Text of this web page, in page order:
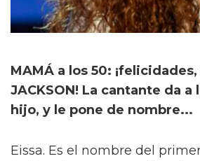
MAMÁ a los 50: ¡felicidades,
JACKSON! La cantante da a
hijo, y le pone de nombre...
Eissa. Es el nombre del